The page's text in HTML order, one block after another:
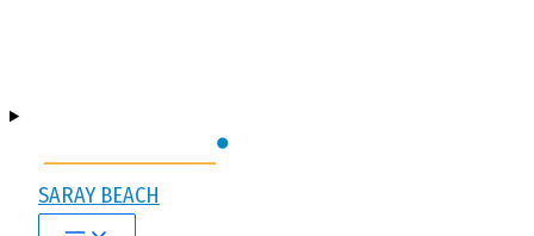
SARAY BEACH